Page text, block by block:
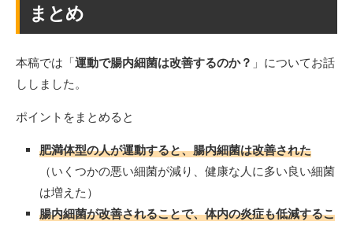
まとめ
本稿では「運動で腸内細菌は改善するのか？ 」についてお話
ししました。
ポイントをまとめると
肥満体型の人が運動すると、腸内細菌は改善された
（いくつかの悪い細菌が減り、健康な人に多い良い細菌
は増えた）
腸内細菌が改善されることで、体内の炎症も低減するこ